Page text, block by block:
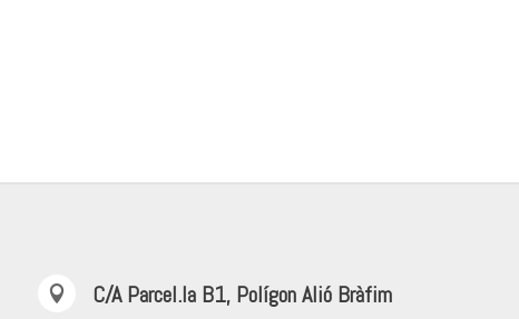

C/A Parcel.la B1, Polígon Alió Bràfim